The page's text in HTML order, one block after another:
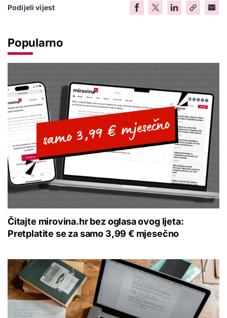
Podijeli vijest
Popularno
Čitajte mirovina.hr bez oglasa ovog ljeta:
Pretplatite se za samo 3,99 € mjesečno